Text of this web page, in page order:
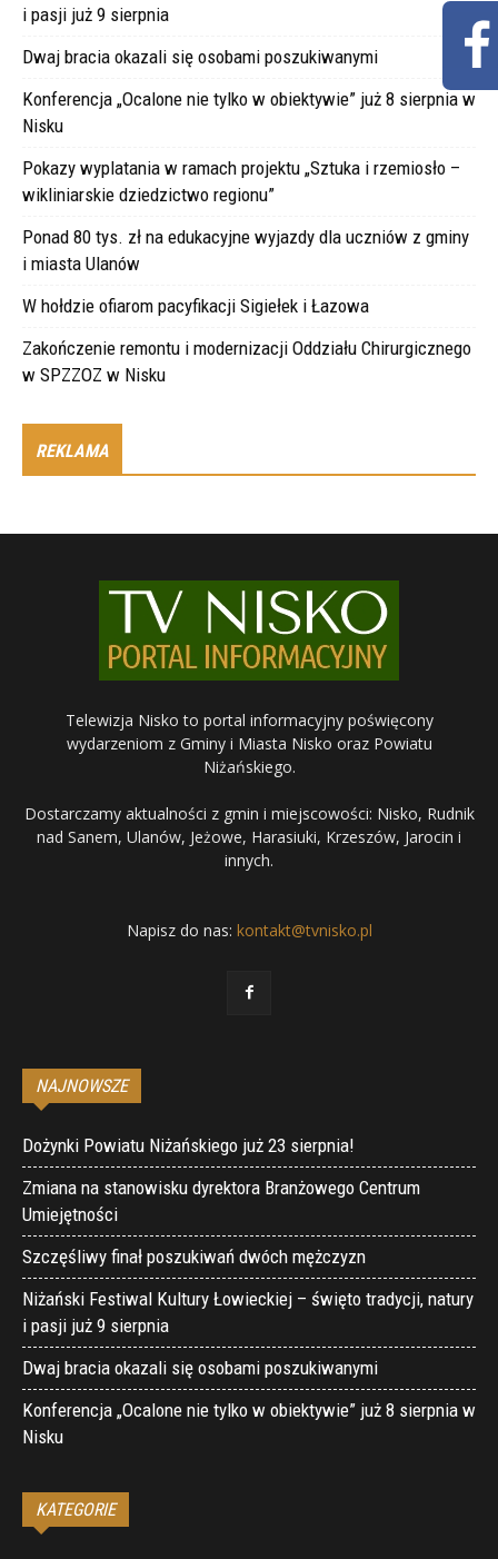
i pasji już 9 sierpnia
Dwaj bracia okazali się osobami poszukiwanymi
Konferencja „Ocalone nie tylko w obiektywie” już 8 sierpnia w
Nisku
Pokazy wyplatania w ramach projektu „Sztuka i rzemiosło –
wikliniarskie dziedzictwo regionu”
Ponad 80 tys. zł na edukacyjne wyjazdy dla uczniów z gminy
i miasta Ulanów
W hołdzie ofiarom pacyfikacji Sigiełek i Łazowa
Zakończenie remontu i modernizacji Oddziału Chirurgicznego
w SPZZOZ w Nisku
REKLAMA
Telewizja Nisko to portal informacyjny poświęcony
wydarzeniom z Gminy i Miasta Nisko oraz Powiatu
Niżańskiego.
Dostarczamy aktualności z gmin i miejscowości: Nisko, Rudnik
nad Sanem, Ulanów, Jeżowe, Harasiuki, Krzeszów, Jarocin i
innych.
Napisz do nas: kontakt@tvnisko.pl
NAJNOWSZE
Dożynki Powiatu Niżańskiego już 23 sierpnia!
Zmiana na stanowisku dyrektora Branżowego Centrum
Umiejętności
Szczęśliwy finał poszukiwań dwóch mężczyzn
Niżański Festiwal Kultury Łowieckiej – święto tradycji, natury
i pasji już 9 sierpnia
Dwaj bracia okazali się osobami poszukiwanymi
Konferencja „Ocalone nie tylko w obiektywie” już 8 sierpnia w
Nisku
KATEGORIE